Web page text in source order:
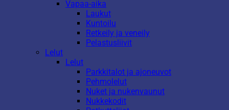
Vapaa-aika
Laukut
Kuntoilu
Retkeily ja veneily
Pelastusliivit
Lelut
Lelut
Parkkitalot ja ajoneuvot
Pehmolelut
Nuket ja nukenvaunut
Nukkekodit